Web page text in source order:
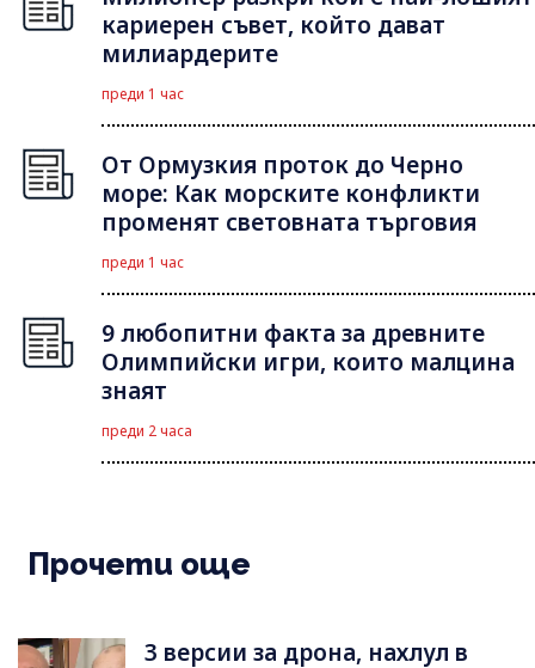
кариерен съвет, който дават
милиардерите
преди 1 час
От Ормузкия проток до Черно
море: Как морските конфликти
променят световната търговия
преди 1 час
9 любопитни факта за древните
Олимпийски игри, които малцина
знаят
преди 2 часа
Прочети още
3 версии за дрона, нахлул в